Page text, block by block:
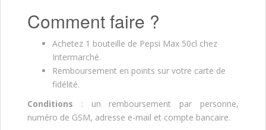
Comment faire ?
Achetez 1 bouteille de Pepsi Max 50cl chez
Intermarché.
Remboursement en points sur votre carte de
fidélité.
Conditions : un remboursement par personne,
numéro de GSM, adresse e-mail et compte bancaire.